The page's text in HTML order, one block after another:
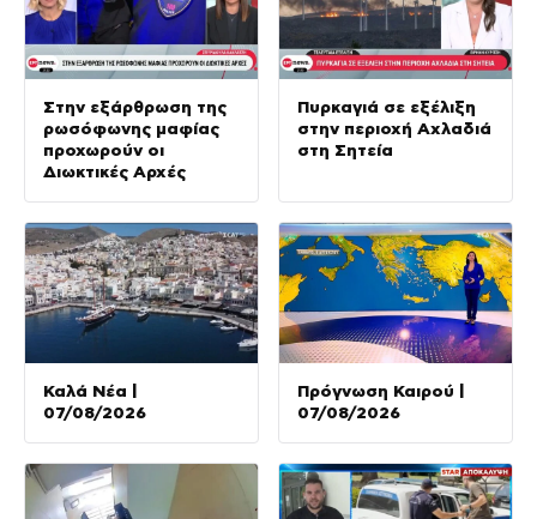
Στην εξάρθρωση της
ρωσόφωνης μαφίας
προχωρούν οι
Διωκτικές Αρχές
Πυρκαγιά σε εξέλιξη
στην περιοχή Αχλαδιά
στη Σητεία
Καλά Νέα |
07/08/2026
Πρόγνωση Καιρού |
07/08/2026